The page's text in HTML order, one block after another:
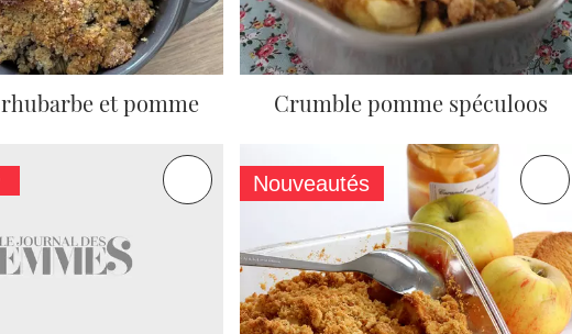
et pomme Crumble pomme spéculoos
Nouveautés